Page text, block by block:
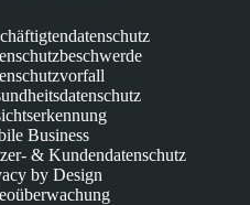
Business
& Kundendatenschutz
by Design